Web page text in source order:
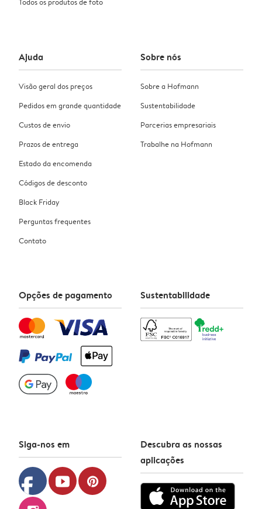
Ajuda
Visão geral dos preços
Pedidos em grande quantidade
Custos de envio
Prazos de entrega
Estado da encomenda
Códigos de desconto
Black Friday
Perguntas frequentes
Contato
Sobre nós
Sobre a Hofmann
Sustentabilidade
Parcerias empresariais
Trabalhe na Hofmann
Opções de pagamento Sustentabilidade
Siga-nos em
facebook youtube pinterest
Descubra as nossas
aplicações